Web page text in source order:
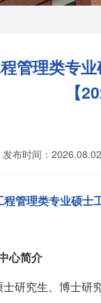
管理类专
【
发布时间：2026.08.02
管理类专业硕士
心简介
研究生、博士研